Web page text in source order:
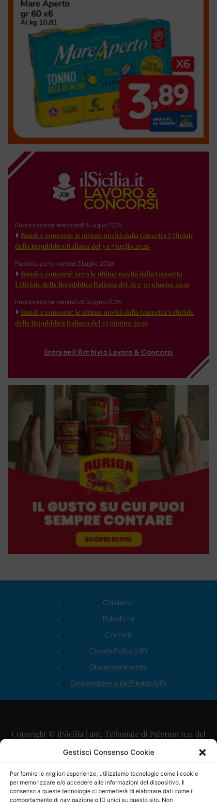
Gestisci Consenso Cookie
Per fornire le migliori esperienze, utilizziamo tecnologie come i cookie
per memorizzare e/o accedere alle informazioni del dispositivo. Il
consenso a queste tecnologie ci permetterà di elaborare dati come il
comportamento di navigazione o ID unici su questo sito. Non
Pubblicazione: mercoledì 8 Luglio 2026
Bandi e concorsi: le ultime novità dalla Gazzetta Ufficiale
della Repubblica Italiana del 3 e 7 luglio 2026
Pubblicazione: venerdì 3 Luglio 2026
Bandi e concorsi: ecco le ultime novità dalla Gazzetta
Ufficiale della Repubblica Italiana del 26 e 30 giugno 2026
Pubblicazione: venerdì 26 Giugno 2026
Bandi e concorsi: le ultime novità dalla Gazzetta Ufficiale
della Repubblica Italiana del 23 giugno 2026
Entra nell'Archivio Lavoro & Concorsi
Chi siamo
Pubblicità
Contatti
Cookie Policy (UE)
Disconoscimento
Dichiarazione sulla Privacy (UE)
Copyright © ilSicilia | aut. Tribunale di Palermo n.11 del
29/09/2015
Direttore Editoriale: Maurizio Scaglione